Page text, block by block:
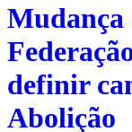
Mudança
definir
Abolição